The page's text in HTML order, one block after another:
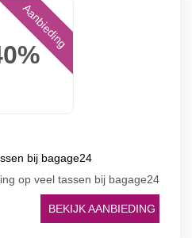
Aanbieding
bij bagage24
op veel tassen bij bagage24
BEKIJK AANBIEDING